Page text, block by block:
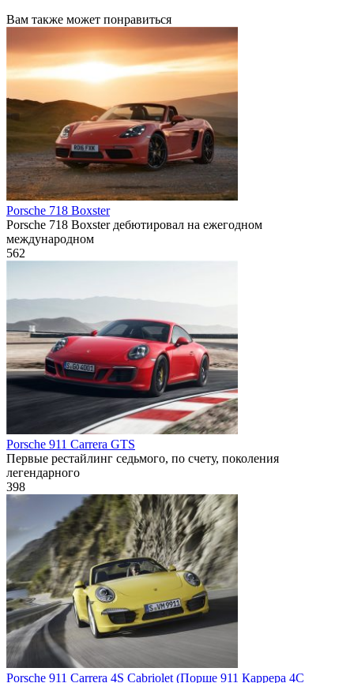
Вам также может понравиться
Porsche 718 Boxster
Porsche 718 Boxster дебютировал на ежегодном
международном
562
Porsche 911 Carrera GTS
Первые рестайлинг седьмого, по счету, поколения
легендарного
398
Porsche 911 Carrera 4S Cabriolet (Порше 911 Каррера 4С